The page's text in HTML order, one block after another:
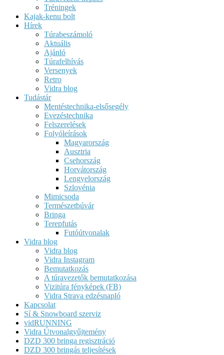
Tréningek
Kajak-kenu bolt
Hírek
Túrabeszámoló
Aktuális
Ajánló
Túrafelhívás
Versenyek
Retro
Vidra blog
Tudástár
Mentéstechnika-elsősegély
Evezéstechnika
Felszerelések
Folyóleírások
Magyarország
Ausztria
Csehország
Horvátország
Lengyelország
Szlovénia
Mimicsoda
Természetbúvár
Bringa
Terepfutás
Futóútvonalak
Vidra blog
Vidra blog
Vidra Instagram
Bemutatkozás
A túravezetők bemutatkozása
Vizitúra fényképek (FB)
Vidra Strava edzésnapló
Kapcsolat
Sí & Snowboard szerviz
vidRUNNING
Vidra Útvonalgyűjtemény
DZD 300 bringa regisztráció
DZD 300 bringás teljesítések